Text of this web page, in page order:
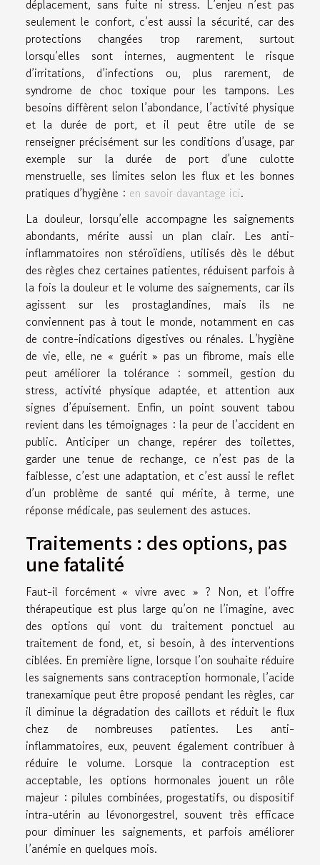
déplacement, sans fuite ni stress. L’enjeu n’est pas
seulement le confort, c’est aussi la sécurité, car des
protections changées trop rarement, surtout
lorsqu’elles sont internes, augmentent le risque
d’irritations, d’infections ou, plus rarement, de
syndrome de choc toxique pour les tampons. Les
besoins diffèrent selon l’abondance, l’activité physique
et la durée de port, et il peut être utile de se
renseigner précisément sur les conditions d’usage, par
exemple sur la durée de port d’une culotte
menstruelle, ses limites selon les flux et les bonnes
pratiques d’hygiène : en savoir davantage ici.
La douleur, lorsqu’elle accompagne les saignements
abondants, mérite aussi un plan clair. Les anti-
inflammatoires non stéroïdiens, utilisés dès le début
des règles chez certaines patientes, réduisent parfois à
la fois la douleur et le volume des saignements, car ils
agissent sur les prostaglandines, mais ils ne
conviennent pas à tout le monde, notamment en cas
de contre-indications digestives ou rénales. L’hygiène
de vie, elle, ne « guérit » pas un fibrome, mais elle
peut améliorer la tolérance : sommeil, gestion du
stress, activité physique adaptée, et attention aux
signes d’épuisement. Enfin, un point souvent tabou
revient dans les témoignages : la peur de l’accident en
public. Anticiper un change, repérer des toilettes,
garder une tenue de rechange, ce n’est pas de la
faiblesse, c’est une adaptation, et c’est aussi le reflet
d’un problème de santé qui mérite, à terme, une
réponse médicale, pas seulement des astuces.
Traitements : des options, pas
une fatalité
Faut-il forcément « vivre avec » ? Non, et l’offre
thérapeutique est plus large qu’on ne l’imagine, avec
des options qui vont du traitement ponctuel au
traitement de fond, et, si besoin, à des interventions
ciblées. En première ligne, lorsque l’on souhaite réduire
les saignements sans contraception hormonale, l’acide
tranexamique peut être proposé pendant les règles, car
il diminue la dégradation des caillots et réduit le flux
chez de nombreuses patientes. Les anti-
inflammatoires, eux, peuvent également contribuer à
réduire le volume. Lorsque la contraception est
acceptable, les options hormonales jouent un rôle
majeur : pilules combinées, progestatifs, ou dispositif
intra-utérin au lévonorgestrel, souvent très efficace
pour diminuer les saignements, et parfois améliorer
l’anémie en quelques mois.